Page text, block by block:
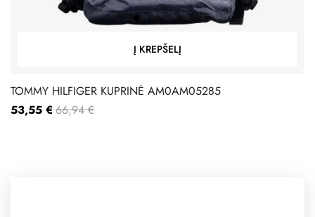
Į KREPŠELĮ
TOMMY HILFIGER KUPRINĖ AM0AM05285
53,55 € 66,94 €